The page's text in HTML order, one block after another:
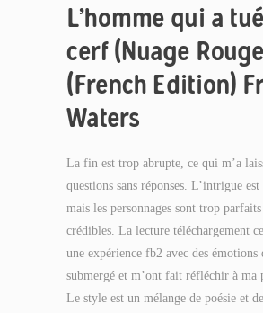
L’homme qui a
cerf (Nuage
(French Edition)
Waters
La fin est trop abrupte, ce qui m’a
questions sans réponses. L’intrigue est
mais les personnages sont trop
crédibles. La lecture téléchargement
une expérience fb2 avec des émotions
submergé et m’ont fait réfléchir à ma
Le style est un mélange de poésie et